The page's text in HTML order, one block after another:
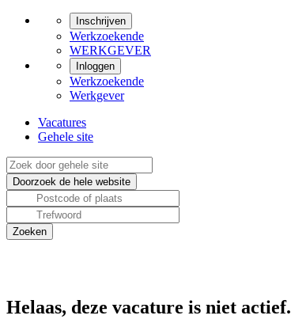
Inschrijven
Werkzoekende
WERKGEVER
Inloggen
Werkzoekende
Werkgever
Vacatures
Gehele site
Helaas, deze vacature is niet actief.